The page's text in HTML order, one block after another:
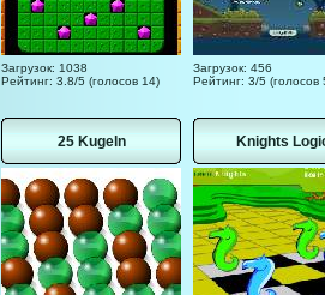
Загрузок: 1038
Рейтинг: 3.8/5 (голосов 14)
Загрузок: 456
Рейтинг: 3/5 (голосов
25 Kugeln Knights